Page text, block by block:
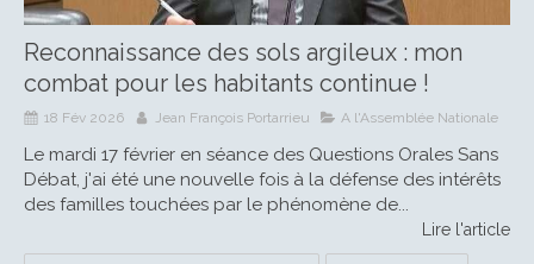
Reconnaissance des sols argileux : mon
combat pour les habitants continue !
18 Fév 2026 Jean François Portarrieu A l'Assemblée Nationale
Le mardi 17 février en séance des Questions Orales Sans
Débat, j'ai été une nouvelle fois à la défense des intérêts
des familles touchées par le phénomène de...
Lire l'article